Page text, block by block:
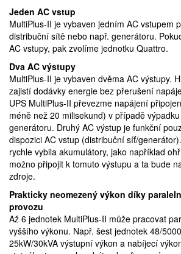
Jeden AC vstup
MultiPlus-II je vybaven jedním AC vstupem
distribuční sítě nebo např. generátoru.
AC vstupy, pak zvolíme jednotku Quattro.
Dva AC výstupy
MultiPlus-II je vybaven dvěma AC výstupy.
zajistí dodávky energie bez přerušení
UPS MultiPlus-II převezme napájení
méně než 20 milisekund) v případě
generátoru. Druhý AC výstup je funkční
dispozici AC vstup (distribuční síť/
rychle vybila akumulátory, jako například
možno připojit k tomuto výstupu a ta bude
zdroje.
Prakticky neomezený výkon díky
provozu
Až 6 jednotek MultiPlus-II může pracovat
vyššího výkonu. Např. šest jednotek 48/
25kW/30kVA výstupní výkon a nabíjecí